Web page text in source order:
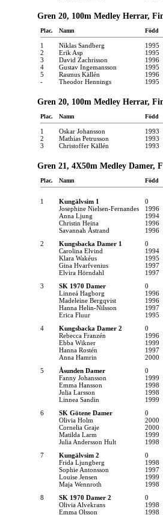
Gren 20, 100m Medley Herrar,
Plac. Namn Född
1 Niklas Sandberg
1995
2
Erik Asp
1995
3
David Zachrisson
1996
4
Gustav Ingemansson
1995
5
Rasmus Källén
1996
-
Theodor Hennings 1995
Gren 20, 100m Medley Herrar,
Plac. Namn Född
1 Oskar Johansson
1993
2
Mathias Petrusson
1993
3
Christoffer Källén 1993
Gren 21, 4X50m Medley Damer,
Plac. Namn Född
1 Kungälvsim 1
0
Josephine Nielsen-Fernandes
1996
Anna Ljung
1994
Christin Heina
1996
Savannah Åstrand
1996
2
Kungsbacka Damer 1
0
Carolina Elvind
1994
Klara Wakéus
1995
Gina Hvarfvenius
1997
Elvira Hörndahl
1997
3
SK 1970 Damer
0
Linneá Hagborg
1996
Madeleine Bergqvist
1996
Hanna Helin-Nilsson
1997
Erica Fluur
1995
4
Kungsbacka Damer 2
0
Rebecca Franzén
1996
Ebba Wikner
1999
Hanna Rostén
1997
Anna Hamrin
2000
5
Åsunden Damer
0
Fanny Johansson
1999
Emma Hansson
1998
Julia Larsson
1998
Linnea Sandin
1999
6
SK Götene Damer
0
Olivia Holm
2000
Cornelia Graje
2000
Matilda Larm
1999
Julia Andersson Hult
1998
7
Kungälvsim 2
0
Frida Ljungberg
1998
Sophie Antonsson
1997
Louise Jensen
1999
Maja Wennroth
1998
8
SK 1970 Damer 2
0
Olivia Alvekrans
1998
Emma Olsson
1998